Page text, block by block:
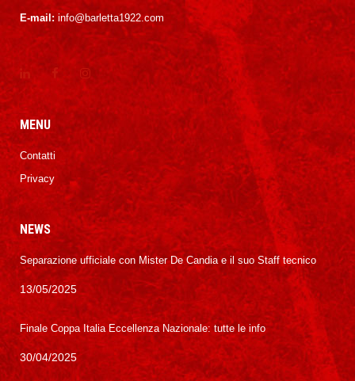
E-mail: info@barletta1922.com
MENU
Contatti
Privacy
NEWS
Separazione ufficiale con Mister De Candia e il suo Staff tecnico
13/05/2025
Finale Coppa Italia Eccellenza Nazionale: tutte le info
30/04/2025